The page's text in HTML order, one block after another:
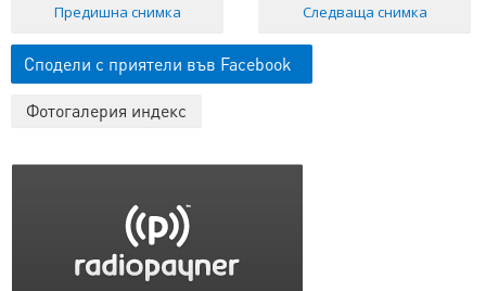
Предишна снимка Следваща снимка
Сподели с приятели във Facebook
Фотогалерия индекс